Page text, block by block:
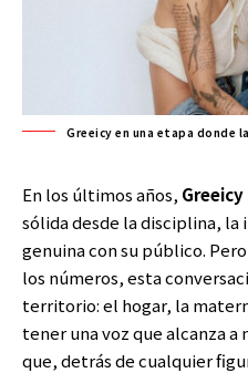
Greeicy en una etapa donde
En los últimos años, Greeicy
sólida desde la disciplina, la
genuina con su público.
los números, esta
territorio: el hogar, la
tener una voz que alcanza
que, detrás de cualquier